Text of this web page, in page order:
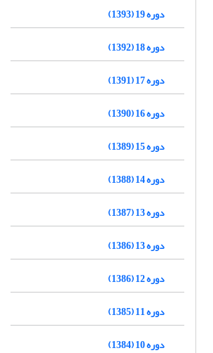
دوره 19 (1393)
دوره 18 (1392)
دوره 17 (1391)
دوره 16 (1390)
دوره 15 (1389)
دوره 14 (1388)
دوره 13 (1387)
دوره 13 (1386)
دوره 12 (1386)
دوره 11 (1385)
دوره 10 (1384)